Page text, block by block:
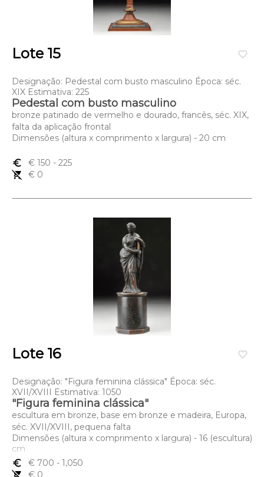
favorite_border
Lote 15
Designação: Pedestal com busto masculino Época: séc.
XIX Estimativa: 225
Pedestal com busto masculino
bronze patinado de vermelho e dourado, francês, séc. XIX,
falta da aplicação frontal
Dimensões (altura x comprimento x largura) - 20 cm
euro_symbol € 150 - 225
remove_shopping_cart
€ 0
favorite_border
Lote 16
Designação: "Figura feminina clássica" Época: séc.
XVII/XVIII Estimativa: 1050
"Figura feminina clássica"
escultura em bronze, base em bronze e madeira, Europa,
séc. XVII/XVIII, pequena falta
Dimensões (altura x comprimento x largura) - 16 (escultura)
cm
euro_symbol
€ 700 - 1,050
remove_shopping_cart
€ 0